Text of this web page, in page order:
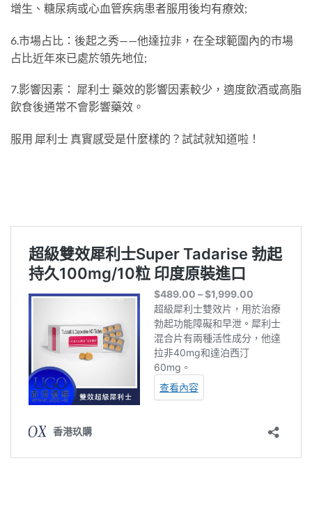
增生、糖尿病或心血管疾病患者服用後均有療效;
6.市場占比：後起之秀——他達拉非，在全球範圍內的市場
占比近年來已處於領先地位;
7.影響因素： 犀利士 藥效的影響因素較少，適度飲酒或高脂
飲食後通常不會影響藥效。
服用 犀利士 真實感受是什麼樣的？試試就知道啦！